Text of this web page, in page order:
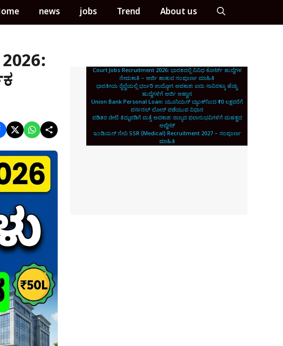
news jobs Trend About us
Court Jobs Recruitment 2026: ಭಾರತದಲ್ಲಿ ವಿವಿಧ ಕೋರ್ಟ್ ಹುದ್ದೆಗಳ
ನೇಮಕಾತಿ – ಅರ್ಜಿ ಹಾಕುವ ಸಂಪೂರ್ಣ ಮಾಹಿತಿ
ಭಾರತೀಯ ರೈಲ್ವೆಯಲ್ಲಿ ಭರ್ಜರಿ ಉದ್ಯೋಗ ಅವಕಾಶ: ಐದು ಸಾವಿರಕ್ಕೂ ಹೆಚ್ಚು
ಹುದ್ದೆಗಳಿಗೆ ಅರ್ಜಿ ಆಹ್ವಾನ
Union Bank Personal Loan: ಯೂನಿಯನ್ ಬ್ಯಾಂಕ್‌ನಿಂದ ₹10 ಲಕ್ಷವರೆಗೆ
ಪರ್ಸನಲ್ ಲೋನ್ ಪಡೆಯುವ ವಿಧಾನ
ಪಡಿತರ ಚೀಟಿ ತಿದ್ದುಪಡಿಗೆ ಮತ್ತೆ ಅವಕಾಶ: ರಾಜ್ಯದ ಫಲಾನುಭವಿಗಳಿಗೆ ಮಹತ್ವದ
ಅಪ್ಡೇಟ್
ಇಂಡಿಯನ್ ನೇವಿ SSR (Medical) Recruitment 2027 – ಸಂಪೂರ್ಣ
ಮಾಹಿತಿ